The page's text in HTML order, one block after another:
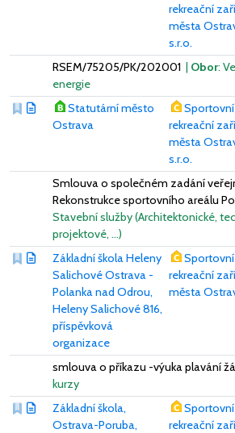
rekreační
města
s.r.o.
RSEM/75205/PK/202001 | Obor:
energie
Statutární město
Ostrava
rekreační
města
s.r.o.
Smlouva o společném zadání
Rekonstrukce sportovního areálu
Stavební služby (Architektonické,
projektové, …)
Základní škola Heleny
Salichové Ostrava -
Polanka nad Odrou,
Heleny Salichové 816,
příspěvková
organizace
rekreační
města
smlouva o příkazu -výuka plavání
kurzy
Základní škola,
Ostrava-Poruba,
rekreační